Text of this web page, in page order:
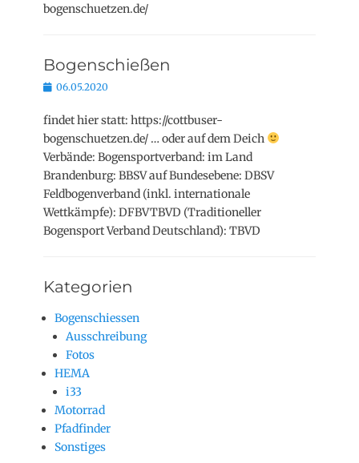
bogenschuetzen.de/
Bogenschießen
Posted
06.05.2020
findet hier statt: https://cottbuser-
bogenschuetzen.de/ … oder auf dem Deich
Verbände: Bogensportverband: im Land
Brandenburg: BBSV auf Bundesebene: DBSV
Feldbogenverband (inkl. internationale
Wettkämpfe): DFBVTBVD (Traditioneller
Bogensport Verband Deutschland): TBVD
Kategorien
Bogenschiessen
Ausschreibung
Fotos
HEMA
i33
Motorrad
Pfadfinder
Sonstiges